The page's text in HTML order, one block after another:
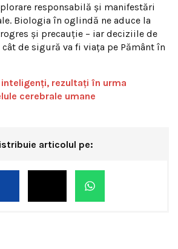
responsabilă și manifestări
Biologia în oglindă ne aduce la
și precauție – iar deciziile de
de sigură va fi viața pe Pământ în
inteligenţi, rezultaţi în urma
cerebrale umane
articolul pe: